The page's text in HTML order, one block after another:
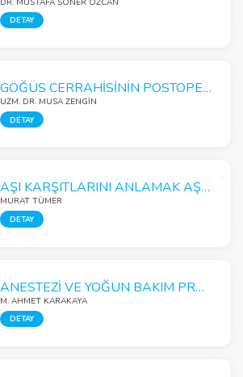
DETAY
GÖĞÜS CERRAHİSİNİN POSTOPERATİF ANALJEZİSİ
UZM. DR. MUSA ZENGİN
DETAY
AŞI KARŞITLARINI ANLAMAK AŞI KARŞITLIĞINA ÇÖZÜM ÜRETMEK
MURAT TÜMER
DETAY
ANESTEZİ VE YOĞUN BAKIM PRATİĞİNDE ELASTOGRAFİ
M. AHMET KARAKAYA
DETAY